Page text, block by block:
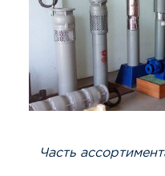
Часть